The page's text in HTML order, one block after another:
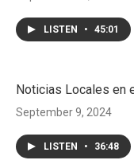
LISTEN • 45:01
Noticias Locales en
September 9, 2024
LISTEN • 36:48